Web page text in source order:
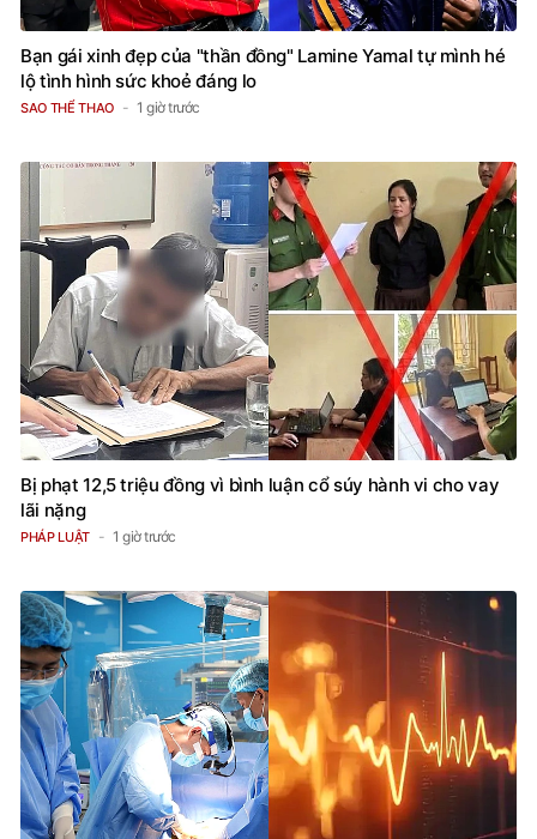
Bạn gái xinh đẹp của "thần đồng" Lamine Yamal tự mình hé
lộ tình hình sức khoẻ đáng lo
SAO THỂ THAO 1 giờ trước
Bị phạt 12,5 triệu đồng vì bình luận cổ súy hành vi cho vay
lãi nặng
PHÁP LUẬT 1 giờ trước